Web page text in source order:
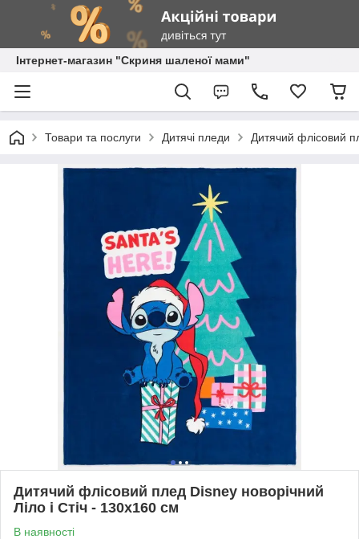
Інтернет-магазин "Скриня шаленої мами"
Товари та послуги Дитячі пледи Дитячий флісовий
Дитячий флісовий плед Disney новорічний
Ліло і Стіч - 130х160 см
В наявності